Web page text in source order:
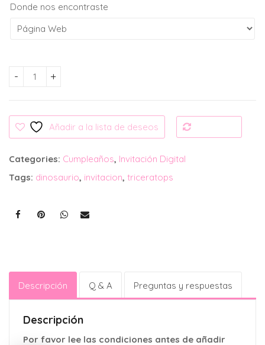
Donde nos encontraste
Invitación Digital: Dinosaurio cantidad
Añadir a la lista de deseos
Categories: Cumpleaños, Invitación Digital
Tags: dinosaurio, invitacion, triceratops
Descripción Q & A Preguntas y respuestas
Descripción
Por favor lee las condiciones antes de añadir